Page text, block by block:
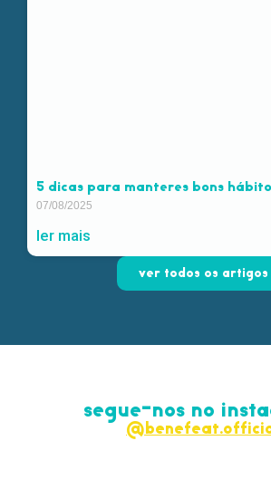
5 dicas para manteres bons
07/08/2025
ler mais
ver todos os artigos
segue-nos no